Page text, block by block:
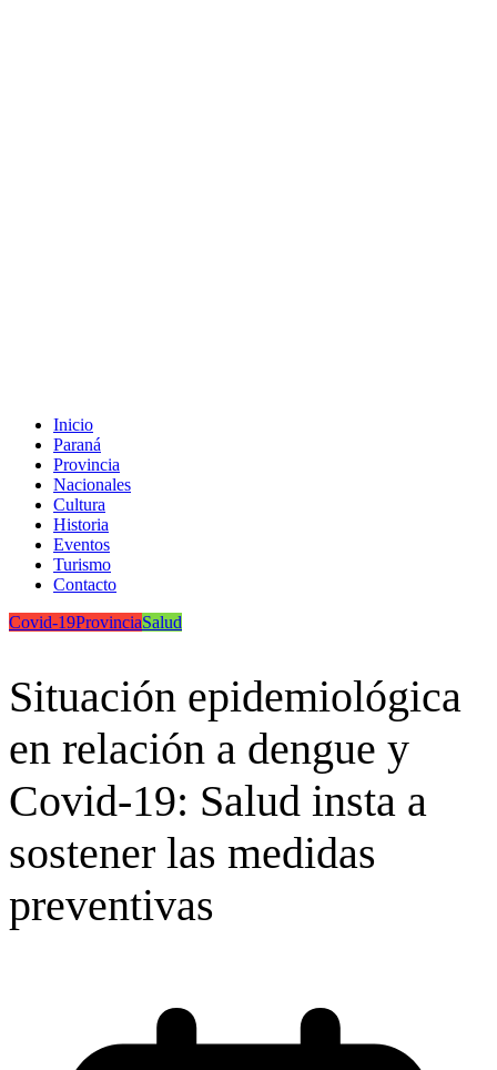
Inicio
Paraná
Provincia
Nacionales
Cultura
Historia
Eventos
Turismo
Contacto
Covid-19ProvinciaSalud
Situación epidemiológica
en relación a dengue y
Covid-19: Salud insta a
sostener las medidas
preventivas